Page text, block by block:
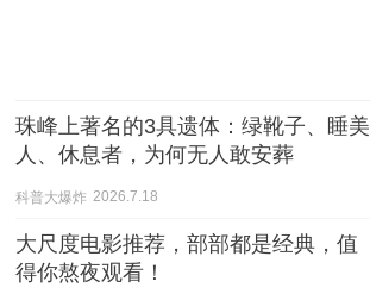
珠峰上著名的3具遗体：绿靴子、睡美
人、休息者，为何无人敢安葬
科普大爆炸 2026.7.18
大尺度电影推荐，部部都是经典，值
得你熬夜观看！